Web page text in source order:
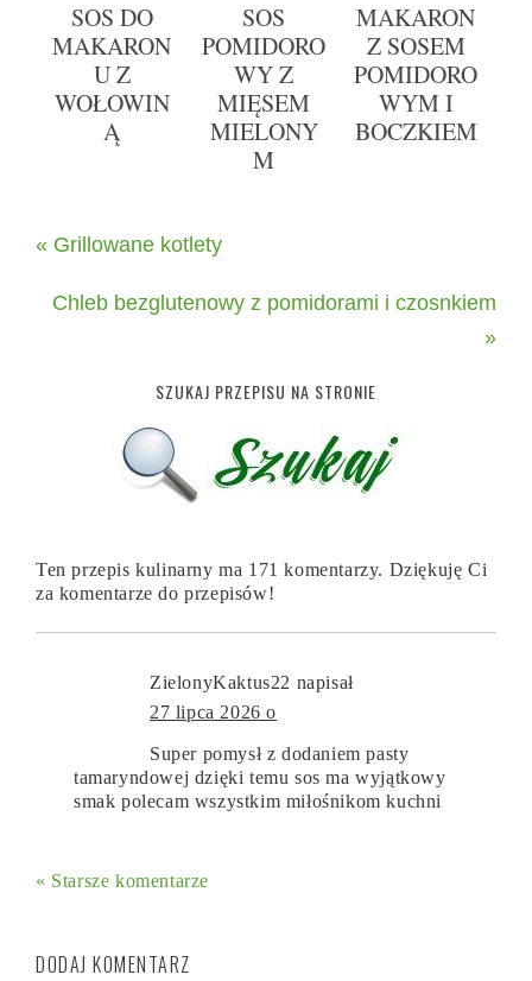
SOS DO
MAKARON
U Z
WOŁOWIN
Ą
SOS
POMIDORO
WY Z
MIĘSEM
MIELONY
M
MAKARON
Z SOSEM
POMIDORO
WYM I
BOCZKIEM
« Grillowane kotlety
Chleb bezglutenowy z pomidorami i czosnkiem
»
SZUKAJ PRZEPISU NA STRONIE
Ten przepis kulinarny ma 171 komentarzy. Dziękuję Ci
za komentarze do przepisów!
ZielonyKaktus22 napisał
27 lipca 2026 o
Super pomysł z dodaniem pasty
tamaryndowej dzięki temu sos ma wyjątkowy
smak polecam wszystkim miłośnikom kuchni
« Starsze komentarze
DODAJ KOMENTARZ